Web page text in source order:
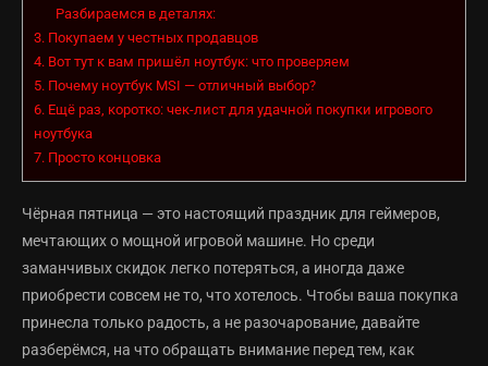
Разбираемся в деталях:
3. Покупаем у честных продавцов
4. Вот тут к вам пришёл ноутбук: что проверяем
5. Почему ноутбук MSI — отличный выбор?
6. Ещё раз, коротко: чек-лист для удачной покупки игрового
ноутбука
7. Просто концовка
Чёрная пятница — это настоящий праздник для геймеров,
мечтающих о мощной игровой машине. Но среди
заманчивых скидок легко потеряться, а иногда даже
приобрести совсем не то, что хотелось. Чтобы ваша покупка
принесла только радость, а не разочарование, давайте
разберёмся, на что обращать внимание перед тем, как